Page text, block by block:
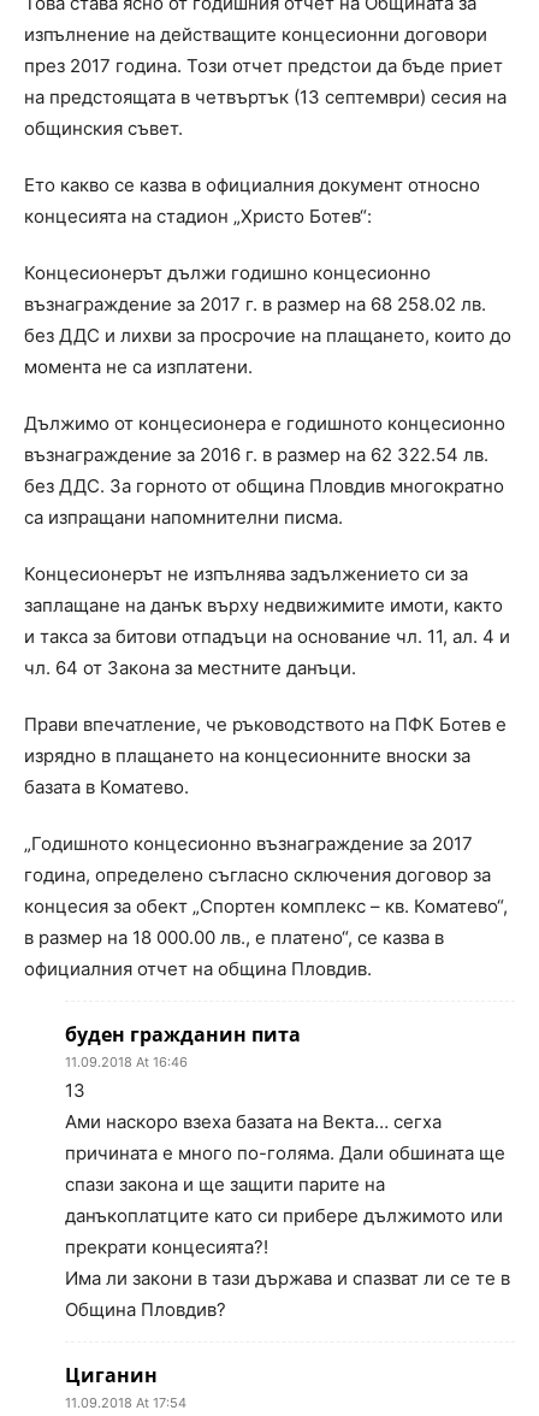
изпълнение на действащите концесионни договори
през 2017 година. Този отчет предстои да бъде приет
на предстоящата в четвъртък (13 септември) сесия на
общинския съвет.
Ето какво се казва в официалния документ относно
концесията на стадион „Христо Ботев“:
Концесионерът дължи годишно концесионно
възнаграждение за 2017 г. в размер на 68 258.02 лв.
без ДДС и лихви за просрочие на плащането, които до
момента не са изплатени.
Дължимо от концесионера е годишното концесионно
възнаграждение за 2016 г. в размер на 62 322.54 лв.
без ДДС. За горното от община Пловдив многократно
са изпращани напомнителни писма.
Концесионерът не изпълнява задължението си за
заплащане на данък върху недвижимите имоти, както
и такса за битови отпадъци на основание чл. 11, ал. 4 и
чл. 64 от Закона за местните данъци.
Прави впечатление, че ръководството на ПФК Ботев е
изрядно в плащането на концесионните вноски за
базата в Коматево.
„Годишното концесионно възнаграждение за 2017
година, определено съгласно сключения договор за
концесия за обект „Спортен комплекс – кв. Коматево“,
в размер на 18 000.00 лв., е платено“, се казва в
официалния отчет на община Пловдив.
буден гражданин пита
11.09.2018 At 16:46
13
Ами наскоро взеха базата на Векта… сегха
причината е много по-голяма. Дали обшината ще
спази закона и ще защити парите на
данъкоплатците като си прибере дължимото или
прекрати концесията?!
Има ли закони в тази държава и спазват ли се те в
Община Пловдив?
Циганин
11.09.2018 At 17:54